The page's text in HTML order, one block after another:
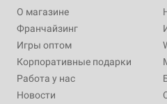
О магазине
Франчайзинг
Игры оптом
Корпоративные подарки
Работа у нас
Новости